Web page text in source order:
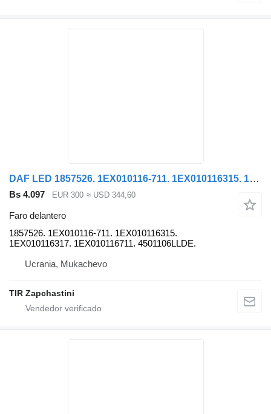
DAF LED 1857526. 1EX010116-711. 1EX010116315. 1EX010116317. 1EX010116711. 4501106LLDE. faro delantero para DAF cabeza tractora
Bs 4.097 EUR 300 ≈ USD 344,60
Faro delantero
1857526. 1EX010116-711. 1EX010116315.
1EX010116317. 1EX010116711. 4501106LLDE.
Ucrania, Mukachevo
TIR Zapchastini